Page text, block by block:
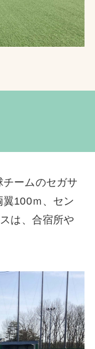
ームのセガサ
翼100ｍ、セン
は、合宿所や